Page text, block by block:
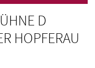
D
HOPFERAU